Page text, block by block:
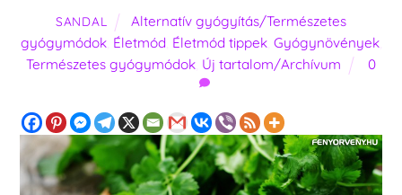
SANDAL
Alternatív gyógyítás/Természetes
gyógymódok, Életmód Életmód tippek, Gyógynövények,
Természetes gyógymódok, Új tartalom/Archívum 0